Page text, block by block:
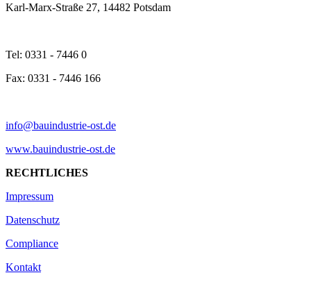
Karl-Marx-Straße 27, 14482 Potsdam
Tel: 0331 - 7446 0
Fax: 0331 - 7446 166
info@bauindustrie-ost.de
www.bauindustrie-ost.de
RECHTLICHES
Impressum
Datenschutz
Compliance
Kontakt